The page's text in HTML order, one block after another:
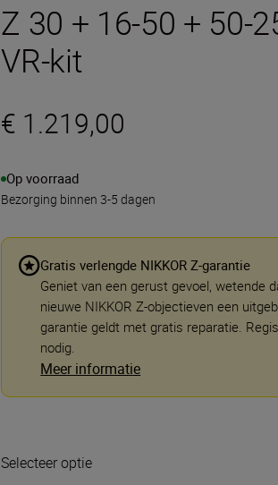
Z 30 + 16-50 + 50-
VR-kit
€ 1.219,00
Op voorraad
Bezorging binnen 3-5 dagen
Gratis verlengde NIKKOR Z-garantie
Geniet van een gerust gevoel, wetende
nieuwe NIKKOR Z-objectieven een
garantie geldt met gratis reparatie.
nodig.
Meer informatie
Selecteer optie